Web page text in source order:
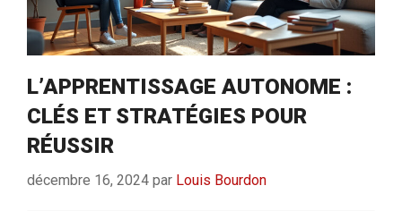
L’APPRENTISSAGE AUTONOME :
CLÉS ET STRATÉGIES POUR
RÉUSSIR
décembre 16, 2024 par Louis Bourdon